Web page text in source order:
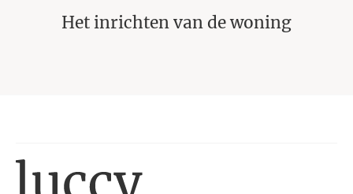
Manieren om je huis te organiseren